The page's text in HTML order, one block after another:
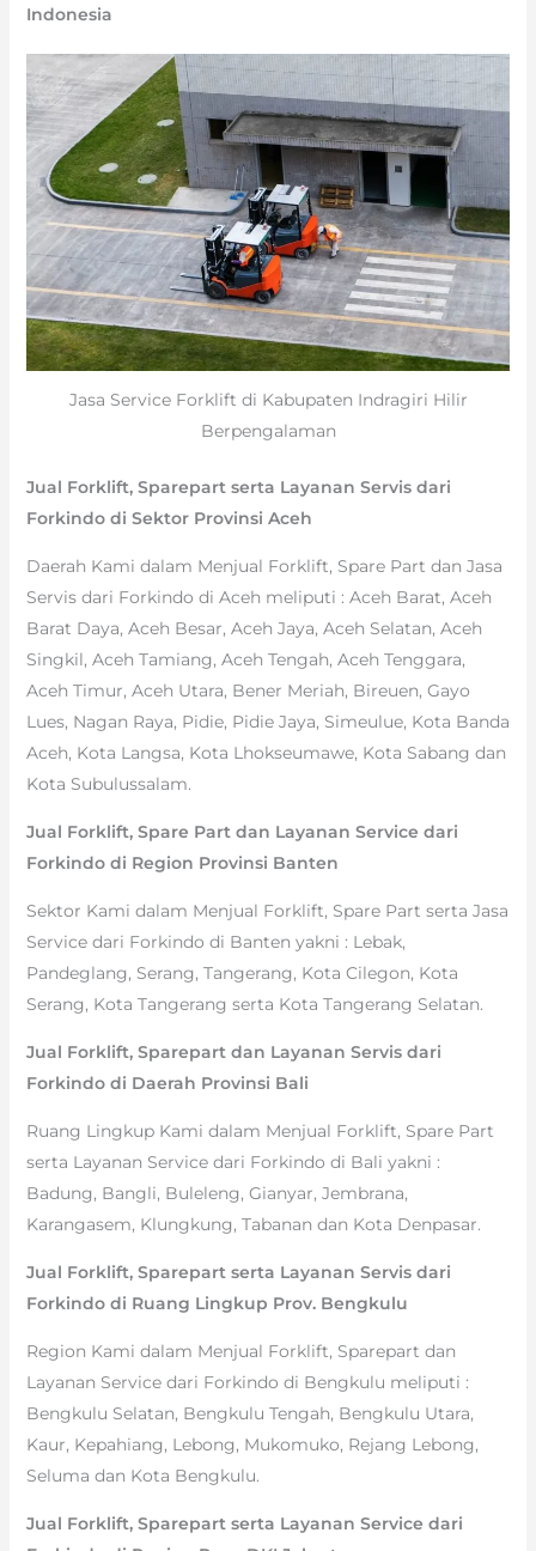
Indonesia
Jasa Service Forklift di Kabupaten Indragiri Hilir
Berpengalaman
Jual Forklift, Sparepart serta Layanan Servis dari
Forkindo di Sektor Provinsi Aceh
Daerah Kami dalam Menjual Forklift, Spare Part dan Jasa
Servis dari Forkindo di Aceh meliputi : Aceh Barat, Aceh
Barat Daya, Aceh Besar, Aceh Jaya, Aceh Selatan, Aceh
Singkil, Aceh Tamiang, Aceh Tengah, Aceh Tenggara,
Aceh Timur, Aceh Utara, Bener Meriah, Bireuen, Gayo
Lues, Nagan Raya, Pidie, Pidie Jaya, Simeulue, Kota Banda
Aceh, Kota Langsa, Kota Lhokseumawe, Kota Sabang dan
Kota Subulussalam.
Jual Forklift, Spare Part dan Layanan Service dari
Forkindo di Region Provinsi Banten
Sektor Kami dalam Menjual Forklift, Spare Part serta Jasa
Service dari Forkindo di Banten yakni : Lebak,
Pandeglang, Serang, Tangerang, Kota Cilegon, Kota
Serang, Kota Tangerang serta Kota Tangerang Selatan.
Jual Forklift, Sparepart dan Layanan Servis dari
Forkindo di Daerah Provinsi Bali
Ruang Lingkup Kami dalam Menjual Forklift, Spare Part
serta Layanan Service dari Forkindo di Bali yakni :
Badung, Bangli, Buleleng, Gianyar, Jembrana,
Karangasem, Klungkung, Tabanan dan Kota Denpasar.
Jual Forklift, Sparepart serta Layanan Servis dari
Forkindo di Ruang Lingkup Prov. Bengkulu
Region Kami dalam Menjual Forklift, Sparepart dan
Layanan Service dari Forkindo di Bengkulu meliputi :
Bengkulu Selatan, Bengkulu Tengah, Bengkulu Utara,
Kaur, Kepahiang, Lebong, Mukomuko, Rejang Lebong,
Seluma dan Kota Bengkulu.
Jual Forklift, Sparepart serta Layanan Service dari